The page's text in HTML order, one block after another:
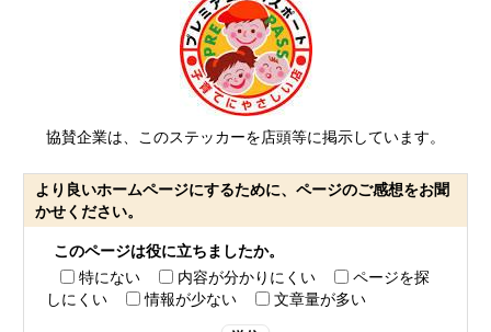
協賛企業は、このステッカーを店頭等に掲示しています。
より良いホームページにするために、ページのご感想をお聞
かせください。
このページは役に立ちましたか。
特にない
内容が分かりにくい
ページを探
しにくい
情報が少ない 文章量が多い